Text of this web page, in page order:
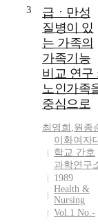
80 patients
were using
s alone and
patients who
were using
s and
were measured
with several
screening
at the pre- and
post-treatment.
The scales
Beck
3
급ㆍ만성
질병이 있
는 가족의
가족기능
비교 연구
노인가족
중심으로
최영희 ,원종
이화여자
학교 간호
과학연구
1989
Health &
Nursing
Vol.1 No.-